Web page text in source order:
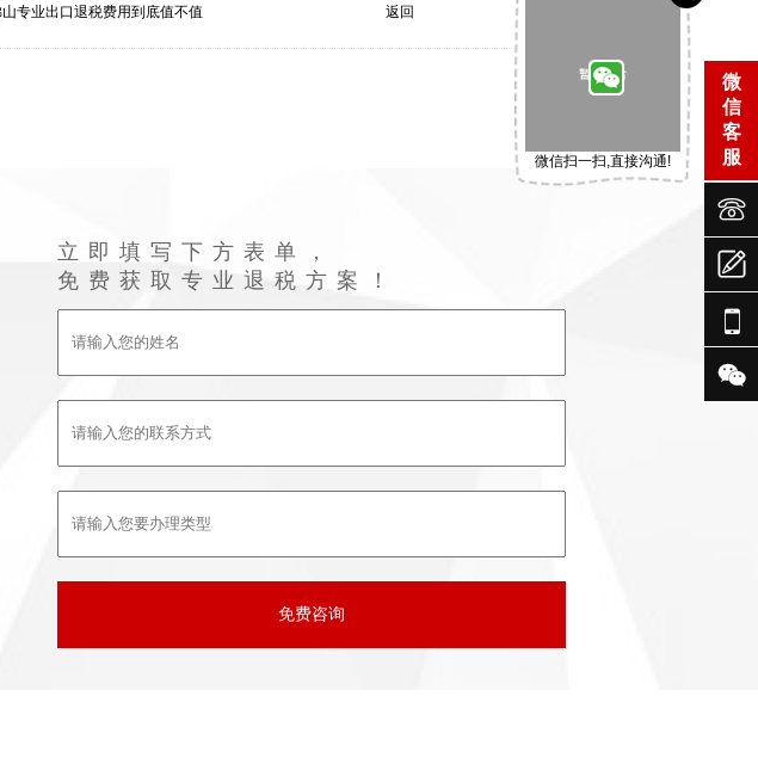
专业出口退税费用到底值不值 返回
立即填写下方表单，
免费获取专业退税方案！
微
信
客
服
微信扫一扫,直接沟通!




